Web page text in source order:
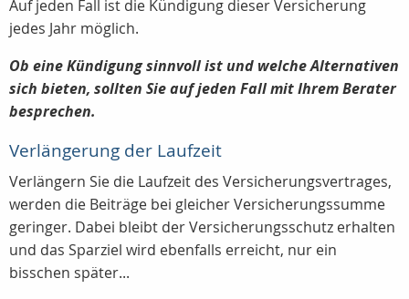
Auf jeden Fall ist die Kündigung dieser Versicherung
jedes Jahr möglich.
Ob eine Kündigung sinnvoll ist und welche Alternativen
sich bieten, sollten Sie auf jeden Fall mit Ihrem Berater
besprechen.
Verlängerung der Laufzeit
Verlängern Sie die Laufzeit des Versicherungsvertrages,
werden die Beiträge bei gleicher Versicherungssumme
geringer. Dabei bleibt der Versicherungsschutz erhalten
und das Sparziel wird ebenfalls erreicht, nur ein
bisschen später...